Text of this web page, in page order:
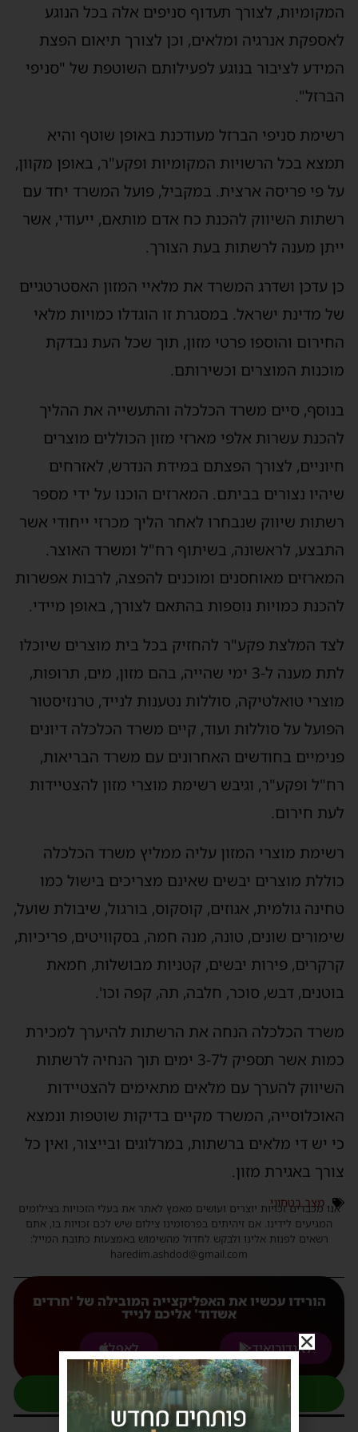
המקומיות, לצורך תעדוף סניפים אלה בכל הנוגע
לאספקת אנרגיה ומלאים, וכן לצורך תיאום הפצת
המידע לציבור בנוגע לפעילותם השוטפת של "סניפי
הברזל".
רשימת סניפי הברזל מעודכנת באופן שוטף והיא
תמצא בכל הרשויות המקומיות ופקע"ר, באופן מקוון,
על פי פריסה ארצית. במקביל, פועל המשרד יחד עם
רשתות השיווק להכנת כח אדם מותאם, ייעודי, אשר
ייתן מענה לרשתות בעת הצורך.
כן עדכן ושדרג המשרד את מלאיי המזון האסטרטגיים
של מדינת ישראל. במסגרת זו הוגדלו כמויות מלאי
החירום והוספו פרטי מזון, תוך שכל העת נבדקת
מוכנות המוצרים וכשירותם.
בנוסף, סיים משרד הכלכלה והתעשייה את ההליך
להכנת עשרות אלפי מארזי מזון הכוללים מוצרים
חיוניים, לצורך הפצתם במידת הנדרש, לאזרחים
שיהיו נצורים בביתם. המארזים הוכנו על ידי מספר
רשתות שיווק שנבחרו לאחר הליך מכרזי ייחודי אשר
התבצע, לראשונה, בשיתוף רח"ל ומשרד האוצר.
המארזים מאוחסנים ומוכנים להפצה, לרבות אפשרות
להכנת כמויות נוספות בהתאם לצורך, באופן מיידי.
לצד המלצת פקע"ר להחזיק בכל בית מוצרים שיוכלו
לתת מענה ל-3 ימי שהייה, בהם מזון, מים, תרופות,
מוצרי טואלטיקה, סוללות נטענות לנייד, טרנזיסטור
הפועל על סוללות ועוד, קיים משרד הכלכלה דיונים
פנימיים בחודשים האחרונים עם משרד הבריאות,
רח"ל ופקע"ר, וגיבש רשימת מוצרי מזון להצטיידות
לעת חירום.
רשימת מוצרי המזון עליה ממליץ משרד הכלכלה
כוללת מוצרים יבשים שאינם מצריכים בישול כמו
טחינה גולמית, אגוזים, קוסקוס, בורגול, שיבולת שועל,
שימורים שונים, טונה, מנה חמה, בסקוויטים, פריכיות,
קרקרים, פירות יבשים, קטניות מבושלות, חמאת
בוטנים, דבש, סוכר, חלבה, תה, קפה וכו'.
משרד הכלכלה הנחה את הרשתות להיערך למכירת
כמות אשר תספיק ל3-7 ימים תוך הנחיה לרשתות
השיווק להערך עם מלאים מתאימים להצטיידות
האוכלוסייה, המשרד מקיים בדיקות שוטפות ונמצא
כי יש די מלאים ברשתות, במרלוגים ובייצור, ואין כל
צורך באגירת מזון.
מצב בטחוני
אנו מכבדים זכויות יוצרים ועושים מאמץ לאתר את בעלי הזכויות בצילומים
המגיעים לידינו. אם זיהיתים בפרסומינו צילום שיש לכם זכויות בו, אתם
רשאים לפנות אלינו ולבקש לחדול מהשימוש באמצעות כתובת המייל:
haredim.ashdod@gmail.com
הורידו עכשיו את האפליקצייה המובילה של 'חרדים
אשדוד' אליכם לנייד
לאנדורואיד
לאפל
להצטרפות לקבוצת העדכונים בוואטסאפ